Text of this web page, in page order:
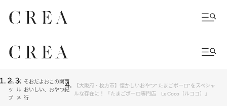
ト
ッ
プ
グ
ル
メ
そおだよおこの関西
おいしい、おやつ紀
行
【大阪府・枚方市】懐かしいおやつ“ たまごボーロ”をスペシャ
ルな存在に！ 「たまごボーロ専門店 Le Coco（ルココ）」